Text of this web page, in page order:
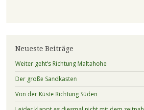
Neueste Beiträge
Weiter geht’s Richtung Maltahohe
Der große Sandkasten
Von der Küste Richtung Süden